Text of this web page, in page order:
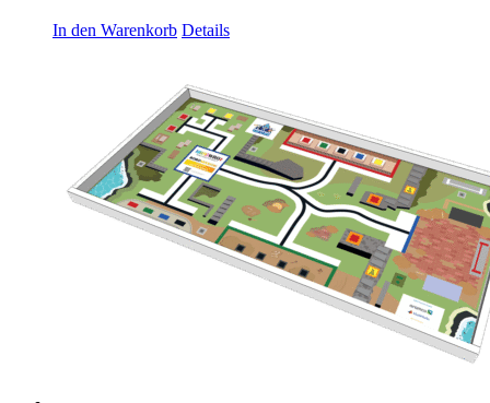
In den Warenkorb Details